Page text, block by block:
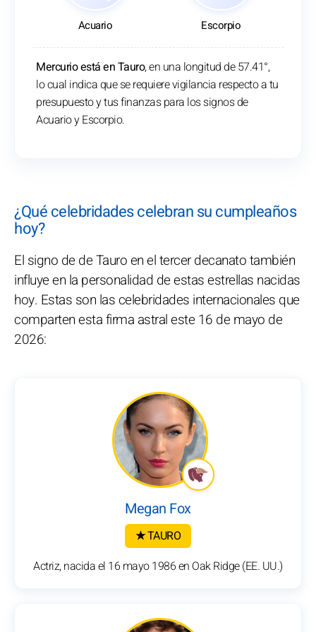
Acuario Escorpio
Mercurio está en Tauro, en una longitud de 57.41°,
lo cual indica que se requiere vigilancia respecto a tu
presupuesto y tus finanzas para los signos de
Acuario y Escorpio.
¿Qué celebridades celebran su cumpleaños
hoy?
El signo de de Tauro en el tercer decanato también
influye en la personalidad de estas estrellas nacidas
hoy. Estas son las celebridades internacionales que
comparten esta firma astral este 16 de mayo de
2026:
Megan Fox
★ TAURO
Actriz, nacida el 16 mayo 1986 en Oak Ridge (EE. UU.)